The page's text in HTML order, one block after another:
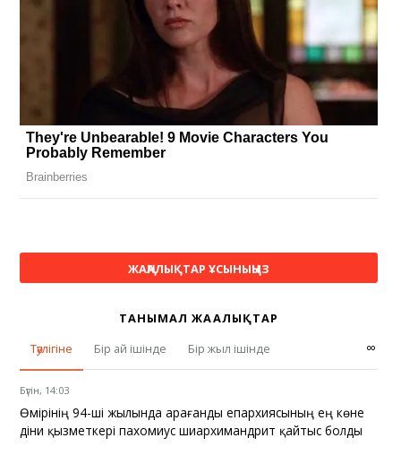
ЖАҢАЛЫҚТАР ҰСЫНЫҢЫЗ
ТАНЫМАЛ ЖАҢАЛЫҚТАР
Тәулігіне
Бір ай ішінде Бір жыл ішінде ∞
Бүгін, 14:03
Өмірінің 94-ші жылында Қарағанды епархиясының ең көне
діни қызметкері пахомиус шиархимандрит қайтыс болды